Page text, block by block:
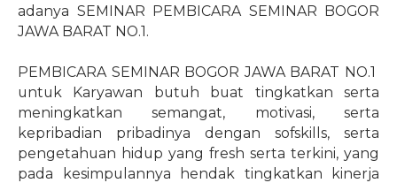
adanya SEMINAR PEMBICARA SEMINAR BOGOR
JAWA BARAT NO.1.
PEMBICARA SEMINAR BOGOR JAWA BARAT NO.1
untuk Karyawan butuh buat tingkatkan serta
meningkatkan semangat, motivasi, serta
kepribadian pribadinya dengan sofskills, serta
pengetahuan hidup yang fresh serta terkini, yang
pada kesimpulannya hendak tingkatkan kinerja